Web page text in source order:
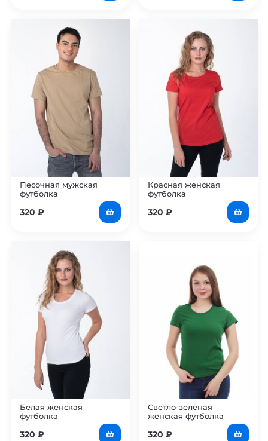
Песочная мужская
футболка
320 ₽
Красная женская
футболка
320 ₽
Белая женская
футболка
320 ₽
Светло-зелёная
женская футболка
320 ₽